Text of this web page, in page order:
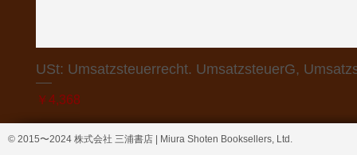
USt: Umsatzsteuerrecht. UmsatzsteuerG,
価格
￥4,368
© 2015〜2024 株式会社 三浦書店 | Miura Shoten Booksellers, Ltd.